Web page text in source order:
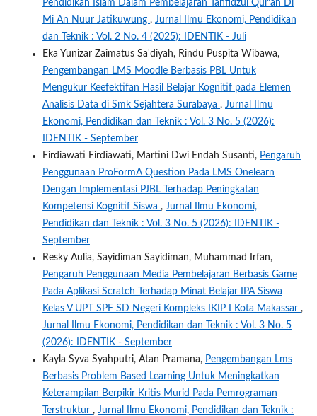
Pendidikan Islam Dalam Pembelajaran Tahfidzul Qur’an Di
Mi An Nuur Jatikuwung , Jurnal Ilmu Ekonomi, Pendidikan
dan Teknik : Vol. 2 No. 4 (2025): IDENTIK - Juli
Eka Yunizar Zaimatus Sa'diyah, Rindu Puspita Wibawa,
Pengembangan LMS Moodle Berbasis PBL Untuk
Mengukur Keefektifan Hasil Belajar Kognitif pada Elemen
Analisis Data di Smk Sejahtera Surabaya , Jurnal Ilmu
Ekonomi, Pendidikan dan Teknik : Vol. 3 No. 5 (2026):
IDENTIK - September
Firdiawati Firdiawati, Martini Dwi Endah Susanti, Pengaruh
Penggunaan ProFormA Question Pada LMS Onelearn
Dengan Implementasi PJBL Terhadap Peningkatan
Kompetensi Kognitif Siswa , Jurnal Ilmu Ekonomi,
Pendidikan dan Teknik : Vol. 3 No. 5 (2026): IDENTIK -
September
Resky Aulia, Sayidiman Sayidiman, Muhammad Irfan,
Pengaruh Penggunaan Media Pembelajaran Berbasis Game
Pada Aplikasi Scratch Terhadap Minat Belajar IPA Siswa
Kelas V UPT SPF SD Negeri Kompleks IKIP I Kota Makassar ,
Jurnal Ilmu Ekonomi, Pendidikan dan Teknik : Vol. 3 No. 5
(2026): IDENTIK - September
Kayla Syva Syahputri, Atan Pramana, Pengembangan Lms
Berbasis Problem Based Learning Untuk Meningkatkan
Keterampilan Berpikir Kritis Murid Pada Pemrograman
Terstruktur , Jurnal Ilmu Ekonomi, Pendidikan dan Teknik :